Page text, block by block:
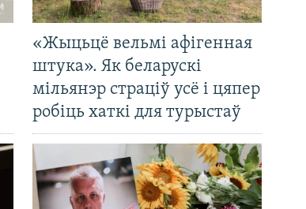
«Жыцьцё вельмі афігенная
штука». Як беларускі
мільянэр страціў усё і цяпер
робіць хаткі для турыстаў